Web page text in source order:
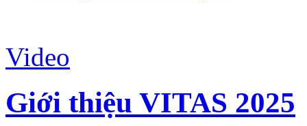
Video
Giới thiệu VITAS 2025